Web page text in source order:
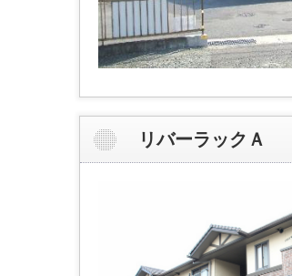
リバーラックＡ